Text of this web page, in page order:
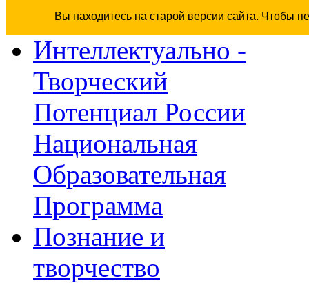
Вы находитесь на старой версии сайта. Чтобы
Интеллектуально -
Творческий
Потенциал России
Национальная
Образовательная
Программа
Познание и
творчество